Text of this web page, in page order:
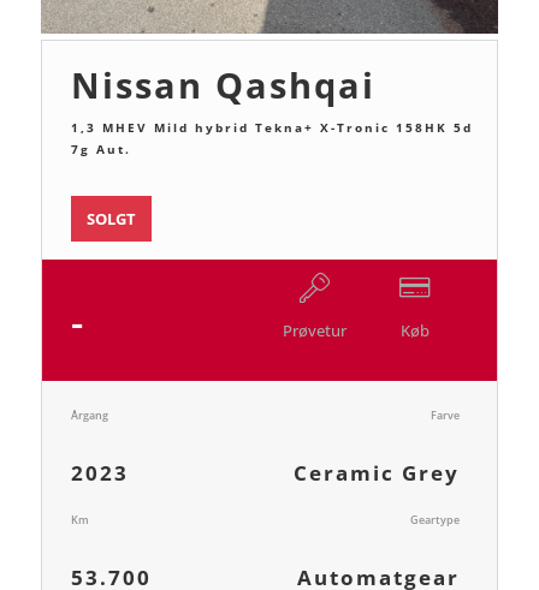
Nissan Qashqai
1,3 MHEV Mild hybrid Tekna+ X-Tronic 158HK 5d
7g Aut.
SOLGT
- Prøvetur Køb
Årgang
2023
Farve
Ceramic Grey
Km
53.700
Geartype
Automatgear